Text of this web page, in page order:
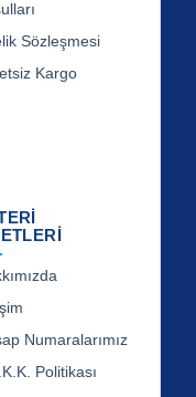
Sözleşmesi
Kargo
Numaralarımız
Politikası